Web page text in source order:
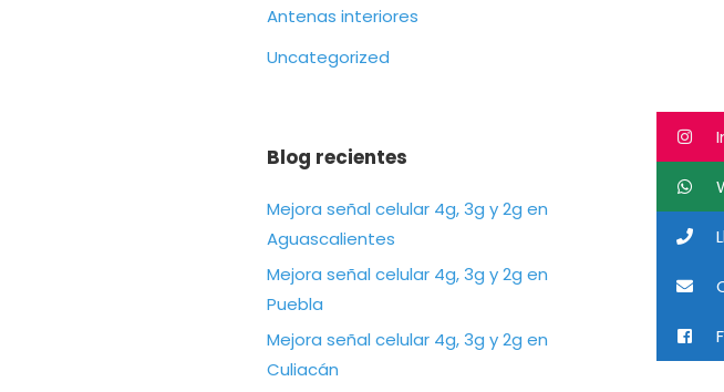
Antenas interiores
Uncategorized
Blog recientes
Mejora señal celular 4g, 3g y 2g en
Aguascalientes
Mejora señal celular 4g, 3g y 2g en
Puebla
Mejora señal celular 4g, 3g y 2g en
Culiacán